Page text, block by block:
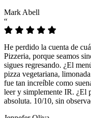
Mark Abell
“
He perdido la cuenta de
Pizzeria, porque seamos
sigues regresando. ¿El
pizza vegetariana,
fue tan increíble como
leer y simplemente IR. ¿El
absoluta. 10/10, sin